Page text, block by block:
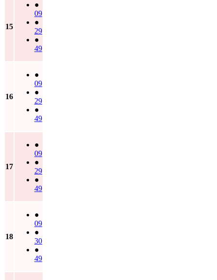
15
●
09
●
29
●
49
16
●
09
●
29
●
49
17
●
09
●
29
●
49
18
●
09
●
30
●
49